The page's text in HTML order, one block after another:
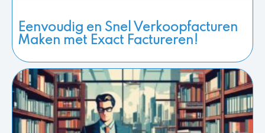
Eenvoudig en Snel Verkoopfacturen
Maken met Exact Factureren!